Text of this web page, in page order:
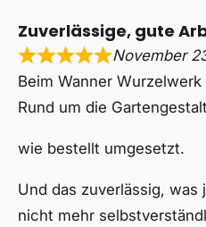
Zuverlässige, gute
November
Beim Wanner
Rund um die
wie bestellt umgesetzt.
Und das zuverlässig, was
nicht mehr